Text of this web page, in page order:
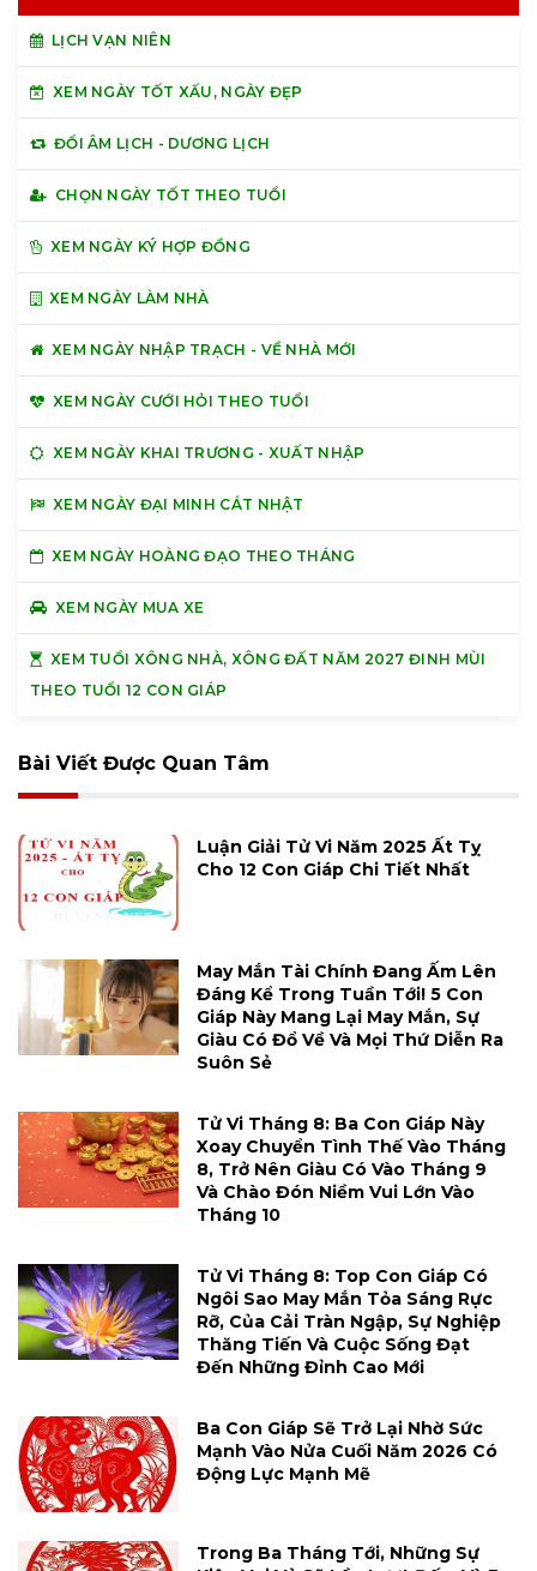
LỊCH VẠN NIÊN
XEM NGÀY TỐT XẤU, NGÀY ĐẸP
ĐỔI ÂM LỊCH - DƯƠNG LỊCH
CHỌN NGÀY TỐT THEO TUỔI
XEM NGÀY KÝ HỢP ĐỒNG
XEM NGÀY LÀM NHÀ
XEM NGÀY NHẬP TRẠCH - VỀ NHÀ MỚI
XEM NGÀY CƯỚI HỎI THEO TUỔI
XEM NGÀY KHAI TRƯƠNG - XUẤT NHẬP
XEM NGÀY ĐẠI MINH CÁT NHẬT
XEM NGÀY HOÀNG ĐẠO THEO THÁNG
XEM NGÀY MUA XE
XEM TUỔI XÔNG NHÀ, XÔNG ĐẤT NĂM 2027 ĐINH MÙI
THEO TUỔI 12 CON GIÁP
Bài Viết Được Quan Tâm
Luận Giải Tử Vi Năm 2025 Ất Tỵ
Cho 12 Con Giáp Chi Tiết Nhất
May Mắn Tài Chính Đang Ấm Lên
Đáng Kể Trong Tuần Tới! 5 Con
Giáp Này Mang Lại May Mắn, Sự
Giàu Có Đổ Về Và Mọi Thứ Diễn Ra
Suôn Sẻ
Tử Vi Tháng 8: Ba Con Giáp Này
Xoay Chuyển Tình Thế Vào Tháng
8, Trở Nên Giàu Có Vào Tháng 9
Và Chào Đón Niềm Vui Lớn Vào
Tháng 10
Tử Vi Tháng 8: Top Con Giáp Có
Ngôi Sao May Mắn Tỏa Sáng Rực
Rỡ, Của Cải Tràn Ngập, Sự Nghiệp
Thăng Tiến Và Cuộc Sống Đạt
Đến Những Đỉnh Cao Mới
Ba Con Giáp Sẽ Trở Lại Nhờ Sức
Mạnh Vào Nửa Cuối Năm 2026 Có
Động Lực Mạnh Mẽ
Trong Ba Tháng Tới, Những Sự